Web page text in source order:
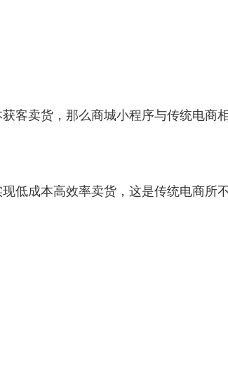
客卖货，那么商城小程序与传统电商
低成本高效率卖货，这是传统电商所